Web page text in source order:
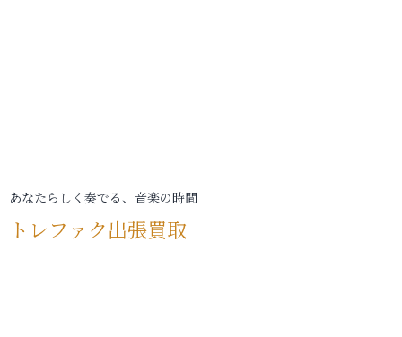
あなたらしく奏でる、音楽の時間
トレファク出張買取